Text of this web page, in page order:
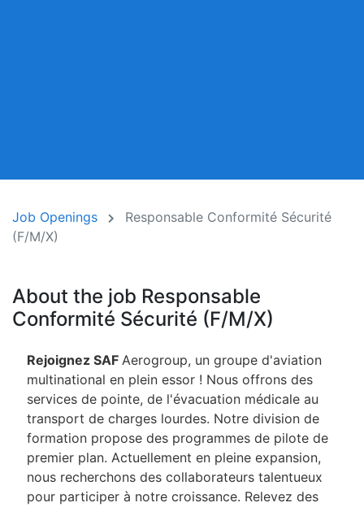
Job Openings
Responsable Conformité Sécurité
(F/M/X)
About the job Responsable
Conformité Sécurité (F/M/X)
Rejoignez SAF Aerogroup, un groupe d'aviation
multinational en plein essor ! Nous offrons des
services de pointe, de l'évacuation médicale au
transport de charges lourdes. Notre division de
formation propose des programmes de pilote de
premier plan. Actuellement en pleine expansion,
nous recherchons des collaborateurs talentueux
pour participer à notre croissance. Relevez des